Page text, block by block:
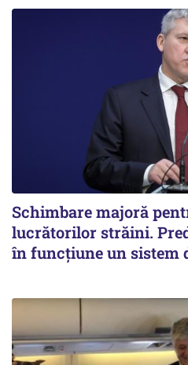
Schimbare majoră
lucrătorilor străini.
în funcțiune un sistem